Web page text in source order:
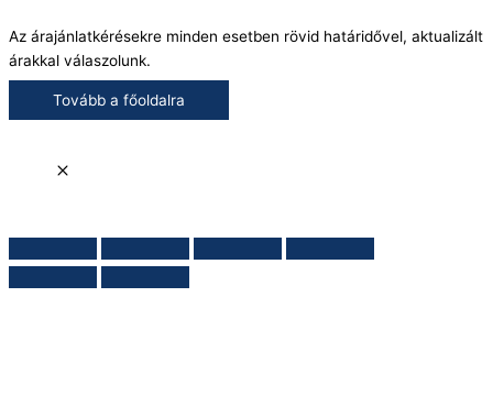
Az árajánlatkérésekre minden esetben rövid határidővel, aktualizált
árakkal válaszolunk.
Tovább a főoldalra